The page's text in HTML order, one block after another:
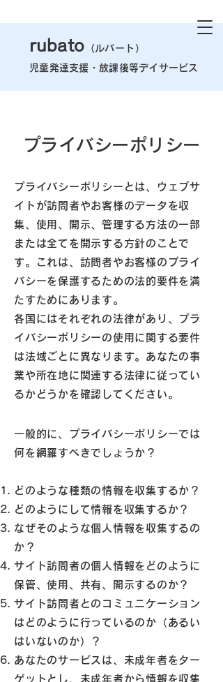
rubato （ルバート）
児童発達支援・ 放課後等デイサービス
プライバシーポリシー
プライバシーポリシーとは、ウェブサ
イトが訪問者やお客様のデータを収
集、使用、開示、管理する方法の一部
または全てを開示する方針のことで
す。これは、訪問者やお客様のプライ
バシーを保護するための法的要件を満
たすためにあります。
各国にはそれぞれの法律があり、プラ
イバシーポリシーの使用に関する要件
は法域ごとに異なります。あなたの事
業や所在地に関連する法律に従ってい
るかどうかを確認してください。
一般的に、プライバシーポリシーでは
何を網羅すべきでしょうか？
どのような種類の情報を収集するか？
どのようにして情報を収集するか？
なぜそのような個人情報を収集するの
か？
サイト訪問者の個人情報をどのように
保管、使用、共有、開示するのか？
サイト訪問者とのコミュニケーション
はどのように行っているのか（あるい
はいないのか）？
あなたのサービスは、未成年者をター
ゲットとし、未成年者から情報を収集